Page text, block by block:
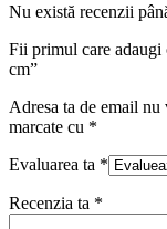
Nu există recenzii
Fii primul care adaugi
cm”
Adresa ta de email
marcate cu *
Evaluarea ta *
Recenzia ta *